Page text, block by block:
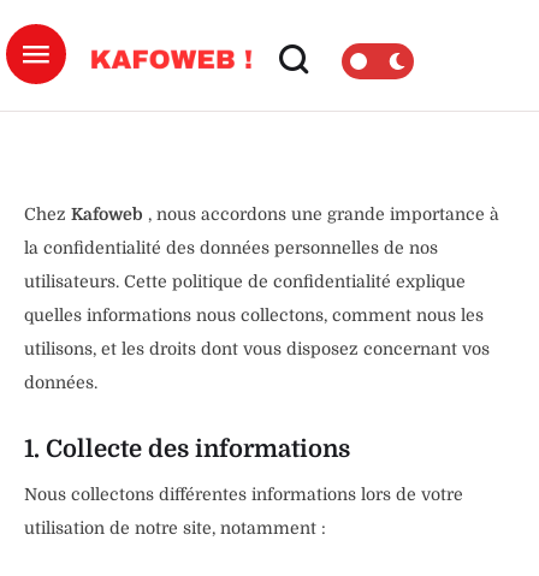
Chez Kafoweb , nous accordons une grande importance à
la confidentialité des données personnelles de nos
utilisateurs. Cette politique de confidentialité explique
quelles informations nous collectons, comment nous les
utilisons, et les droits dont vous disposez concernant vos
données.
1. Collecte des informations
Nous collectons différentes informations lors de votre
utilisation de notre site, notamment :